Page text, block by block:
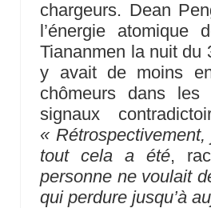
chargeurs. Dean
l’énergie
Tiananmen la nuit du
y avait de moins
chômeurs dans les
signaux
«
tout cela a été,
personne ne voulait
qui perdure jusqu’à